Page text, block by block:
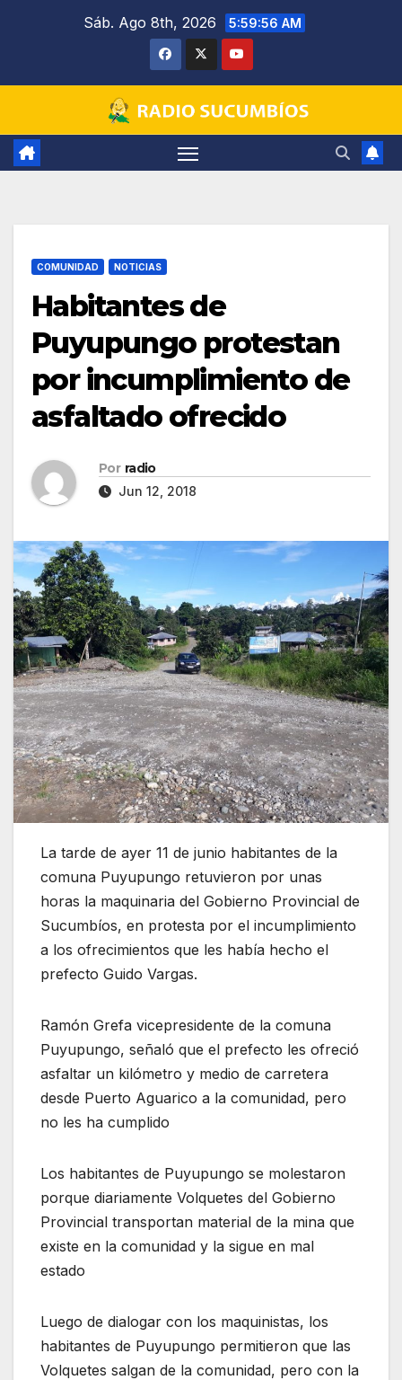
Sáb. Ago 8th, 2026 5:59:57 AM
COMUNIDAD NOTICIAS
Habitantes de
Puyupungo protestan
por incumplimiento de
asfaltado ofrecido
Por radio
Jun 12, 2018
La tarde de ayer 11 de junio habitantes de la
comuna Puyupungo retuvieron por unas
horas la maquinaria del Gobierno Provincial de
Sucumbíos, en protesta por el incumplimiento
a los ofrecimientos que les había hecho el
prefecto Guido Vargas.
Ramón Grefa vicepresidente de la comuna
Puyupungo, señaló que el prefecto les ofreció
asfaltar un kilómetro y medio de carretera
desde Puerto Aguarico a la comunidad, pero
no les ha cumplido
Los habitantes de Puyupungo se molestaron
porque diariamente Volquetes del Gobierno
Provincial transportan material de la mina que
existe en la comunidad y la sigue en mal
estado
Luego de dialogar con los maquinistas, los
habitantes de Puyupungo permitieron que las
Volquetes salgan de la comunidad, pero con la